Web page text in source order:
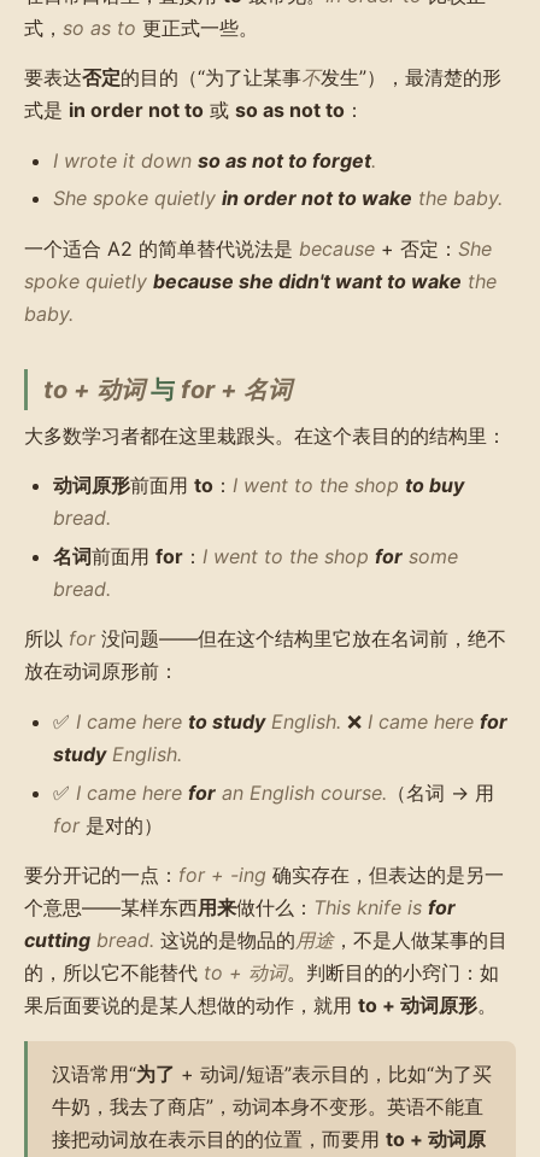
式， so as to 更正式一些。
要表达否定的目的（“为了让某事不发生”），最清楚的形
式是 in order not to 或 so as not to ：
I wrote it down so as not to forget.
She spoke quietly in order not to wake the baby.
一个适合 A2 的简单替代说法是 because + 否定： She
spoke quietly because she didn't want to wake the
baby.
to + 动词与 for + 名词
大多数学习者都在这里栽跟头。在这个表目的的结构里：
动词原形前面用 to ： I went to the shop to buy
bread.
名词前面用 for ： I went to the shop for some
bread.
所以 for没问题——但在这个结构里它放在名词前，绝不
放在动词原形前：
✅ I came here to studyEnglish. ❌ I came here for
studyEnglish.
✅ I came here for an English course. （名词 → 用
for是对的）
要分开记的一点： for + -ing 确实存在，但表达的是另一
个意思——某样东西用来做什么： This knife is for
cutting bread. 这说的是物品的用途，不是人做某事的目
的，所以它不能替代 to + 动词。判断目的的小窍门：如
果后面要说的是某人想做的动作，就用 to + 动词原形。
汉语常用“为了 + 动词/短语”表示目的，比如“为了买
牛奶，我去了商店”，动词本身不变形。英语不能直
接把动词放在表示目的的位置，而要用 to + 动词原